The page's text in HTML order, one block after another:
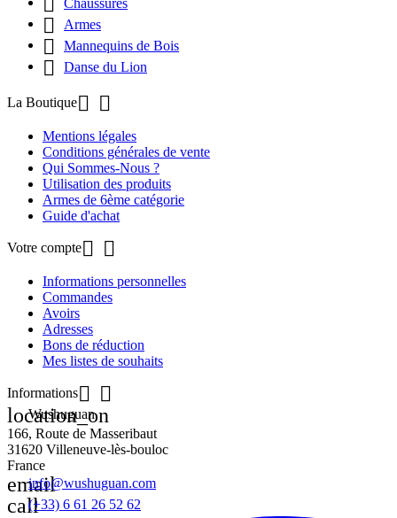
 Armes
 Mannequins de Bois
 Danse du Lion
La Boutique 
Mentions légales
Conditions générales de vente
Qui Sommes-Nous ?
Utilisation des produits
Armes de 6ème catégorie
Guide d'achat
Votre compte 
Informations personnelles
Commandes
Avoirs
Adresses
Bons de réduction
Mes listes de souhaits
Informations 
location_on
Wushuguan
166, Route de Masseribaut
31620 Villeneuve-lès-bouloc
France
email
info@wushuguan.com
call(+33) 6 61 26 52 62